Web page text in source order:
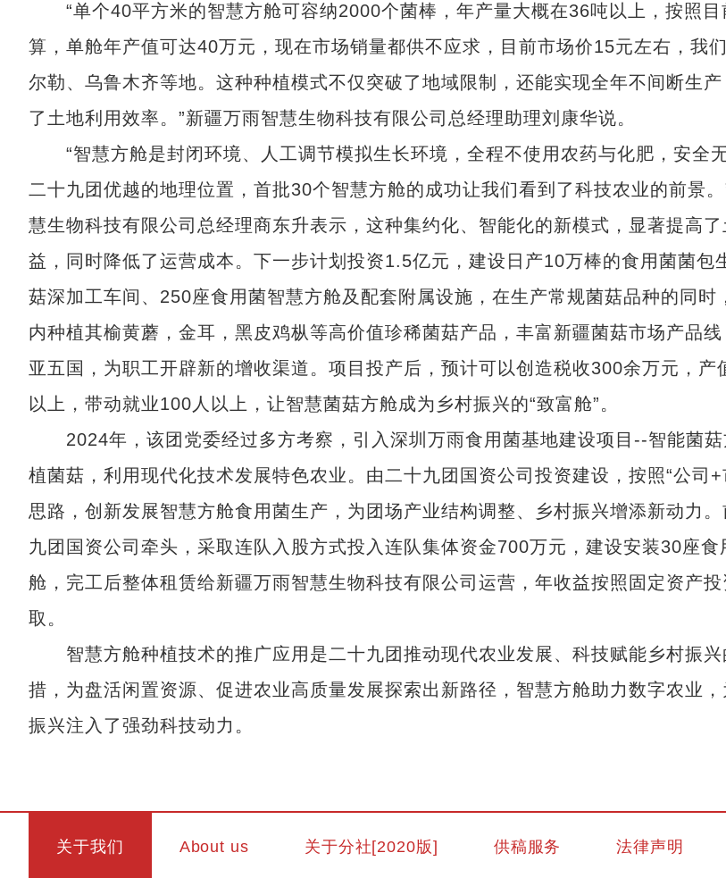
“单个40平方米的智慧方舱可容纳2000个菌棒，年产量大概在36吨以上，按照目
算，单舱年产值可达40万元，现在市场销量都供不应求，目前市场价15元左右，我
尔勒、乌鲁木齐等地。这种种植模式不仅突破了地域限制，还能实现全年不间断生
了土地利用效率。”新疆万雨智慧生物科技有限公司总经理助理刘康华说。
“智慧方舱是封闭环境、人工调节模拟生长环境，全程不使用农药与化肥，安全
二十九团优越的地理位置，首批30个智慧方舱的成功让我们看到了科技农业的前景
慧生物科技有限公司总经理商东升表示，这种集约化、智能化的新模式，显著提高
益，同时降低了运营成本。下一步计划投资1.5亿元，建设日产10万棒的食用菌菌包
菇深加工车间、250座食用菌智慧方舱及配套附属设施，在生产常规菌菇品种的同时
内种植其榆黄蘑，金耳，黑皮鸡枞等高价值珍稀菌菇产品，丰富新疆菌菇市场产品线
亚五国，为职工开辟新的增收渠道。项目投产后，预计可以创造税收300余万元，产
以上，带动就业100人以上，让智慧菌菇方舱成为乡村振兴的“致富舱”。
2024年，该团党委经过多方考察，引入深圳万雨食用菌基地建设项目--智能菌菇
植菌菇，利用现代化技术发展特色农业。由二十九团国资公司投资建设，按照“公司+
思路，创新发展智慧方舱食用菌生产，为团场产业结构调整、乡村振兴增添新动力
九团国资公司牵头，采取连队入股方式投入连队集体资金700万元，建设安装30座食
舱，完工后整体租赁给新疆万雨智慧生物科技有限公司运营，年收益按照固定资产
取。
智慧方舱种植技术的推广应用是二十九团推动现代农业发展、科技赋能乡村振兴
措，为盘活闲置资源、促进农业高质量发展探索出新路径，智慧方舱助力数字农业
振兴注入了强劲科技动力。
关于我们 About us 关于分社[2020版] 供稿服务 法律声明